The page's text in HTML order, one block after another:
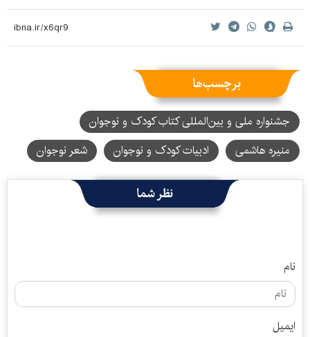
برچسب‌ها
جشنواره ملی و بین‌المللی کتاب کودک و نوجوان
منیره هاشمی
ادبیات کودک و نوجوان شعر نوجوان
نظر شما
نام
ایمیل